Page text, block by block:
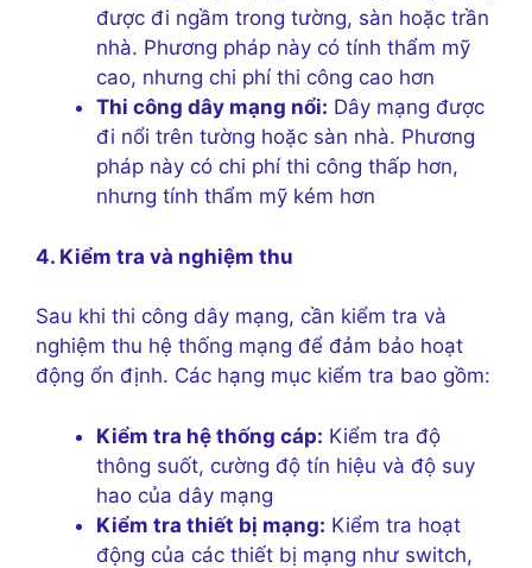
được đi ngầm trong tường, sàn hoặc trần
nhà. Phương pháp này có tính thẩm mỹ
cao, nhưng chi phí thi công cao hơn
Thi công dây mạng nổi: Dây mạng được
đi nổi trên tường hoặc sàn nhà. Phương
pháp này có chi phí thi công thấp hơn,
nhưng tính thẩm mỹ kém hơn
4. Kiểm tra và nghiệm thu
Sau khi thi công dây mạng, cần kiểm tra và
nghiệm thu hệ thống mạng để đảm bảo hoạt
động ổn định. Các hạng mục kiểm tra bao gồm:
Kiểm tra hệ thống cáp: Kiểm tra độ
thông suốt, cường độ tín hiệu và độ suy
hao của dây mạng
Kiểm tra thiết bị mạng: Kiểm tra hoạt
động của các thiết bị mạng như switch,